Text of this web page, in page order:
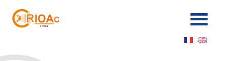
Panneau de gestion des cookies